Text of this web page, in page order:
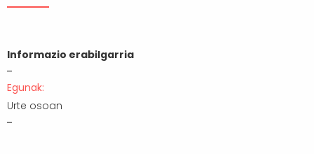
Informazio erabilgarria
Egunak:
Urte osoan